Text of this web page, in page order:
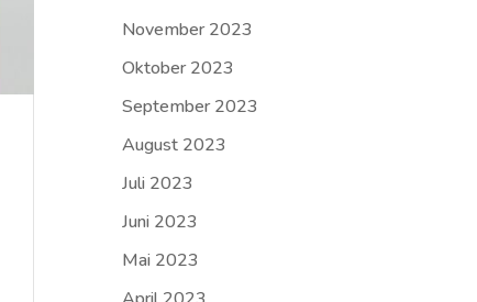
November 2023
Oktober 2023
September 2023
August 2023
Juli 2023
Juni 2023
Mai 2023